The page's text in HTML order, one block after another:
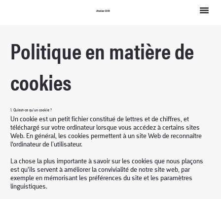
Atelier DIR
Politique en matière de
cookies
1. Qu'est-ce qu'un cookie ?
Un cookie est un petit fichier constitué de lettres et de chiffres, et
téléchargé sur votre ordinateur lorsque vous accédez à certains sites
Web. En général, les cookies permettent à un site Web de reconnaître
l'ordinateur de l’utilisateur.
La chose la plus importante à savoir sur les cookies que nous plaçons
est qu'ils servent à améliorer la convivialité de notre site web, par
exemple en mémorisant les préférences du site et les paramètres
linguistiques.